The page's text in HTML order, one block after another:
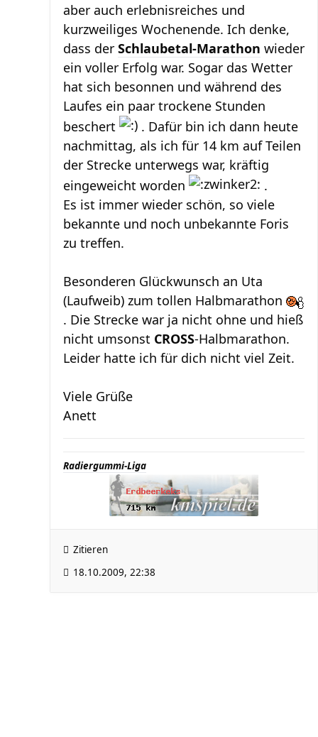
aber auch erlebnisreiches und
kurzweiliges Wochenende. Ich denke,
dass der Schlaubetal-Marathon wieder
ein voller Erfolg war. Sogar das Wetter
hat sich besonnen und während des
Laufes ein paar trockene Stunden
beschert
. Dafür bin ich dann heute
nachmittag, als ich für 14 km auf Teilen
der Strecke unterwegs war, kräftig
eingeweicht worden
.
Es ist immer wieder schön, so viele
bekannte und noch unbekannte Foris
zu treffen.
Besonderen Glückwunsch an Uta
(Laufweib) zum tollen Halbmarathon
. Die Strecke war ja nicht ohne und hieß
nicht umsonst CROSS-Halbmarathon.
Leider hatte ich für dich nicht viel Zeit.
Viele Grüße
Anett
Radiergummi-Liga
Zitieren
18.10.2009, 22:38